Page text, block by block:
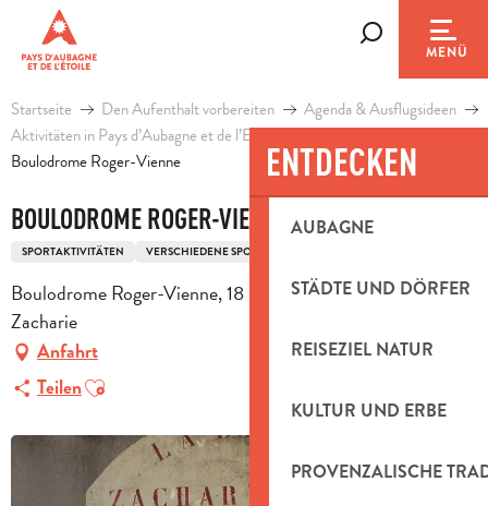
contenu
principal
MENÜ
ENTDECKEN
AUBAGNE
STÄDTE UND DÖRFER
REISEZIEL NATUR
KULTUR UND ERBE
PROVENZALISCHE
Startseite Den Aufenthalt vorbereiten
Agenda & Ausflugsideen
Aktivitäten in Pays d’Aubagne et de l’Etoile
Freizeit
Boulodrome Roger-Vienne
BOULODROME ROGER-VIENNE
SPORTAKTIVITÄTEN VERSCHIEDENE SPORTARTEN
Boulodrome Roger-Vienne, 18 rue Hoche, 83640 Saint-
Zacharie
Anfahrt
TeilenAjouter aux favoris